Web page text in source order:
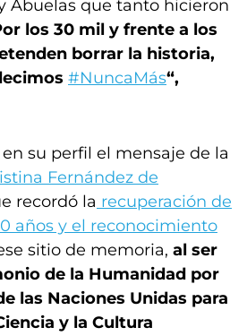
Abuelas que tanto hicieron
los 30 mil y frente a los
borrar la historia,
#NuncaMás“,
su perfil el mensaje de la
Fernández de
recordó la recuperación de
años y el reconocimiento
sitio de memoria, al ser
de la Humanidad por
las Naciones Unidas para
y la Cultura